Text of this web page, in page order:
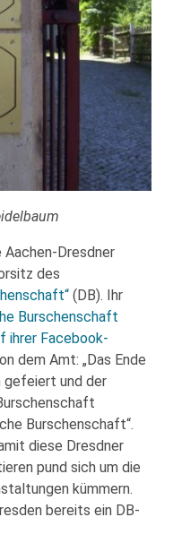
Aachen-Dresdner
des
(DB). Ihr
Burschenschaft
ihrer Facebook-
dem Amt: „Das Ende
gefeiert und der
Burschenschaft“.
diese Dresdner
pund sich um die
kümmern.
bereits ein DB-